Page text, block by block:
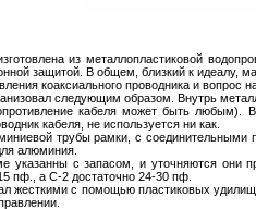
из металлопластиковой
защитой. В общем, близкий к идеалу,
коаксиального проводника и
следующим образом. Внутрь
кабеля может быть любым). В
кабеля, не используется ни как.
трубы рамки, с
алюминия.
указанны с запасом, и уточняются
пф., а С-2 достаточно 24-30 пф.
жесткими с помощью пластиковых